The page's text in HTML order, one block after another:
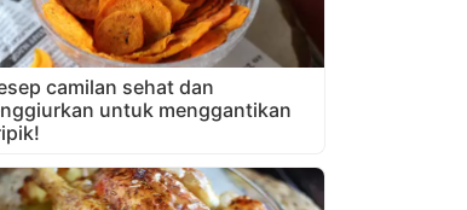
camilan sehat dan
untuk menggantikan